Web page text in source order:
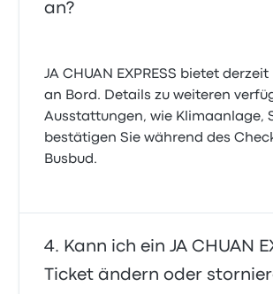
an?
JA CHUAN EXPRESS bietet derzeit
an Bord. Details zu weiteren
Ausstattungen, wie Klimaanlage,
bestätigen Sie während des
Busbud.
Kann ich ein JA CHUAN
Ticket ändern oder